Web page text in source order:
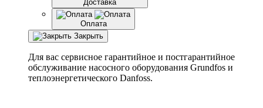
Доставка
Оплата
Закрыть
Для вас сервисное гарантийное и постгарантийное
обслуживание насосного оборудования Grundfos и
теплоэнергетического Danfoss.